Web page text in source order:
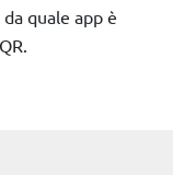
quale app è